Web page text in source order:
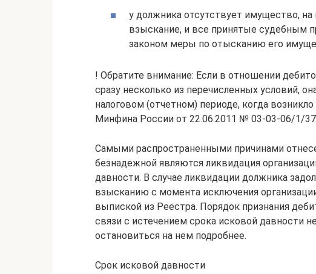
у должника отсутствует имущество,
взыскание, и все принятые судебным
законом меры по отысканию его
! Обратите внимание: Если в отношении
сразу несколько из перечисленных условий,
налоговом (отчетном) периоде, когда
Минфина России от 22.06.2011 № 03-03-06/1/
Самыми распространенными причинами
безнадежной являются ликвидация
давности. В случае ликвидации должника
взысканию с момента исключения
выпиской из Реестра. Порядок признания
связи с истечением срока исковой давности
остановиться на нем подробнее.
Срок исковой давности